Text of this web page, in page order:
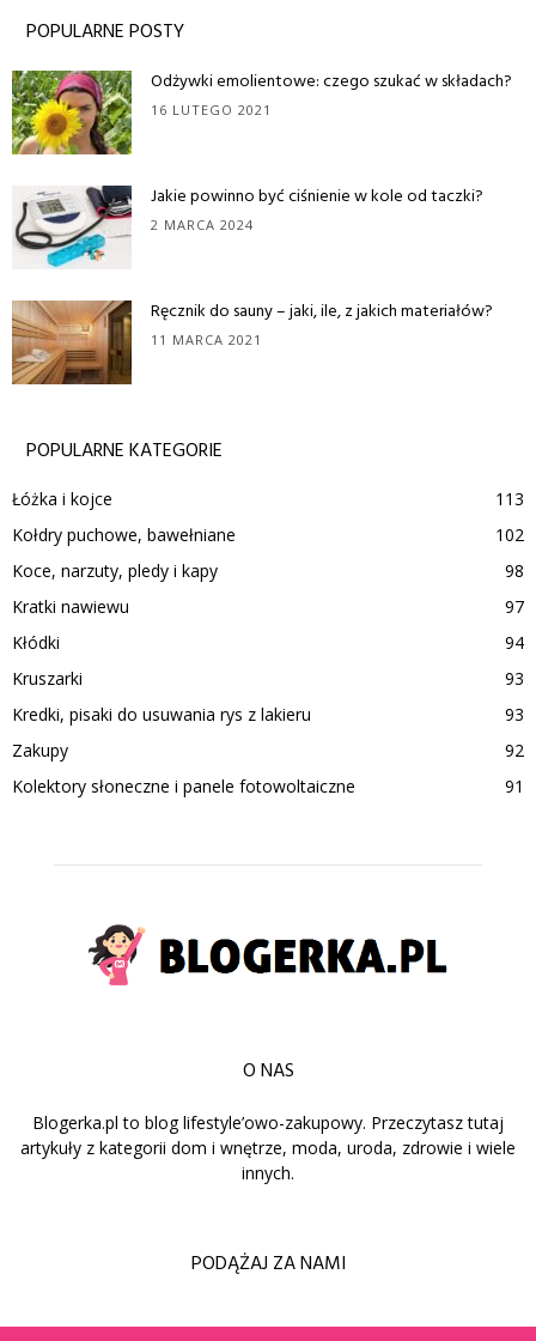
POPULARNE POSTY
Odżywki emolientowe: czego szukać w składach?
16 LUTEGO 2021
Jakie powinno być ciśnienie w kole od taczki?
2 MARCA 2024
Ręcznik do sauny – jaki, ile, z jakich materiałów?
11 MARCA 2021
POPULARNE KATEGORIE
Łóżka i kojce
113
Kołdry puchowe, bawełniane
102
Koce, narzuty, pledy i kapy
98
Kratki nawiewu
97
Kłódki
94
Kruszarki
93
Kredki, pisaki do usuwania rys z lakieru
93
Zakupy
92
Kolektory słoneczne i panele fotowoltaiczne
91
O NAS
Blogerka.pl to blog lifestyle’owo-zakupowy. Przeczytasz tutaj
artykuły z kategorii dom i wnętrze, moda, uroda, zdrowie i wiele
innych.
PODĄŻAJ ZA NAMI